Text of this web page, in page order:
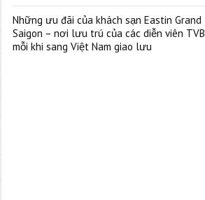
Những ưu đãi của khách sạn Eastin Grand
Saigon – nơi lưu trú của các diễn viên TVB
mỗi khi sang Việt Nam giao lưu